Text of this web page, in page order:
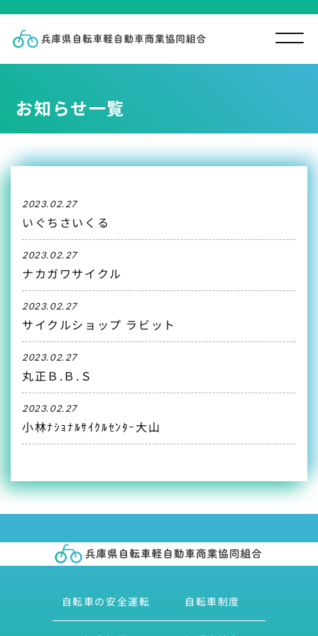
お知らせ一覧
2023.02.27
いぐちさいくる
2023.02.27
ナカガワサイクル
2023.02.27
サイクルショップ ラビット
2023.02.27
丸正Ｂ.Ｂ.Ｓ
2023.02.27
小林ﾅｼｮﾅﾙｻｲｸﾙｾﾝﾀｰ大山
自転車の安全運転 自転車制度